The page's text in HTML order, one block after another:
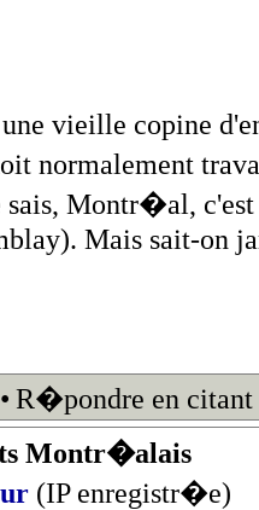
vieille copine
normalement
sais, Montr�al,
Mais sait-on
• R�pondre en citant
Montr�alais
(IP enregistr�e)